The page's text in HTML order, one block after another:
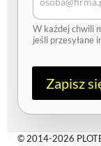
l
W każdej chwili
jeśli przesyłane
Zapisz
© 2014-2026